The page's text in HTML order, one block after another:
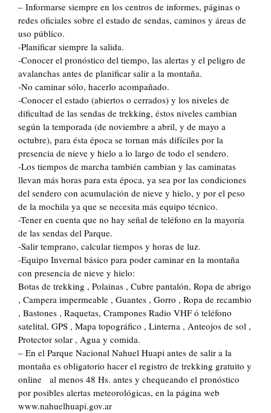
– Informarse siempre en los centros de informes, páginas o
redes oficiales sobre el estado de sendas, caminos y áreas de
uso público.
-Planificar siempre la salida.
-Conocer el pronóstico del tiempo, las alertas y el peligro de
avalanchas antes de planificar salir a la montaña.
-No caminar sólo, hacerlo acompañado.
-Conocer el estado (abiertos o cerrados) y los niveles de
dificultad de las sendas de trekking, éstos niveles cambian
según la temporada (de noviembre a abril, y de mayo a
octubre), para ésta época se tornan más difíciles por la
presencia de nieve y hielo a lo largo de todo el sendero.
-Los tiempos de marcha también cambian y las caminatas
llevan más horas para esta época, ya sea por las condiciones
del sendero con acumulación de nieve y hielo, y por el peso
de la mochila ya que se necesita más equipo técnico.
-Tener en cuenta que no hay señal de teléfono en la mayoría
de las sendas del Parque.
-Salir temprano, calcular tiempos y horas de luz.
-Equipo Invernal básico para poder caminar en la montaña
con presencia de nieve y hielo:
Botas de trekking , Polainas , Cubre pantalón, Ropa de abrigo
, Campera impermeable , Guantes , Gorro , Ropa de recambio
, Bastones , Raquetas, Crampones Radio VHF ó teléfono
satelital, GPS , Mapa topográfico , Linterna , Anteojos de sol ,
Protector solar , Agua y comida.
– En el Parque Nacional Nahuel Huapi antes de salir a la
montaña es obligatorio hacer el registro de trekking gratuito y
online al menos 48 Hs. antes y chequeando el pronóstico
por posibles alertas meteorológicas, en la página web
www.nahuelhuapi.gov.ar